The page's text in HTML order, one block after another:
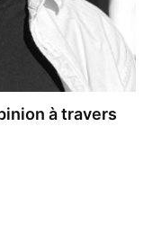
à travers